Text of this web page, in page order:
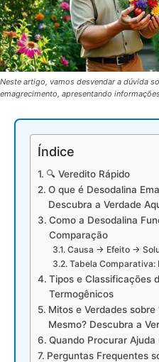
Neste artigo, vamos desvendar a dúvida
emagrecimento, apresentando
Índice
🔍 Veredito Rápido
O que é Desodalina
Descubra a Verdade
Como a Desodalina
Comparação
Causa → Efeito →
Tabela
Tipos e Classificações
Termogênicos
Mitos e Verdades sobre
Mesmo? Descubra a
Quando Procurar Ajuda
Perguntas Frequentes